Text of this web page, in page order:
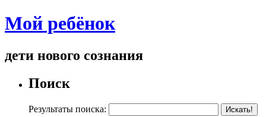
Мой ребёнок
дети нового сознания
Поиск
Результаты поиска: